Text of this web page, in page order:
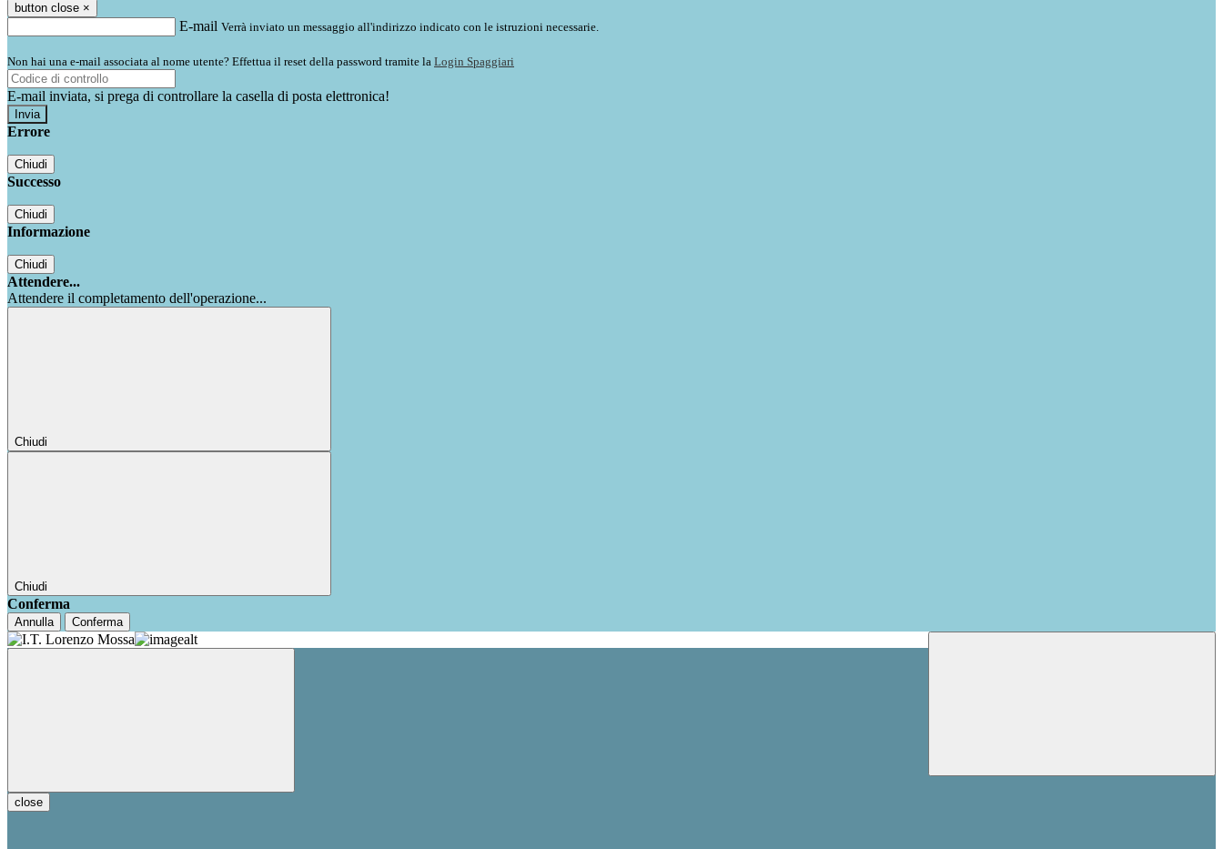
button close ×
E-mail Verrà inviato un messaggio all'indirizzo indicato con le istruzioni necessarie.
Non hai una e-mail associata al nome utente? Effettua il reset della password tramite la Login Spaggiari
E-mail inviata, si prega di controllare la casella di posta elettronica!
Errore
Chiudi
Successo
Chiudi
Informazione
Chiudi
Attendere...
Attendere il completamento dell'operazione...
Chiudi
Chiudi
Conferma
Annulla Conferma
close